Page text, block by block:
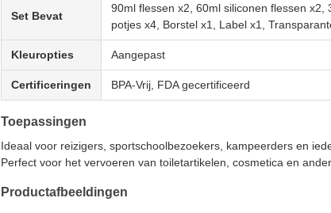
Set Bevat
90ml flessen x2, 60ml siliconen flessen
potjes x4, Borstel x1, Label x1,
Kleuropties Aangepast
Certificeringen BPA-Vrij, FDA gecertificeerd
Toepassingen
Ideaal voor reizigers, sportschoolbezoekers, kampeerders en
Perfect voor het vervoeren van toiletartikelen, cosmetica en
Productafbeeldingen